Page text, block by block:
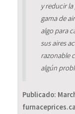
y reducir
gama de
algo para
sus aires
razonable
algún
Publicado:
furnaceprices.ca